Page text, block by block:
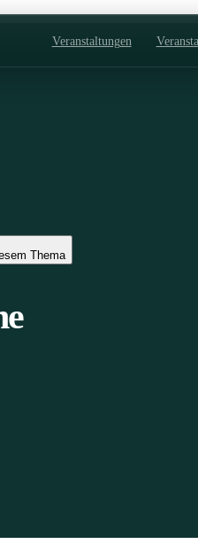
Veranstaltungen
Thema